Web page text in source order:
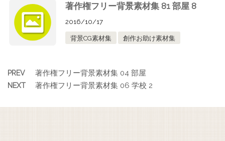
著作権フリー背景素材集 81 部屋 8
2016/10/17
背景CG素材集 創作お助け素材集
PREV 著作権フリー背景素材集 04 部屋
NEXT 著作権フリー背景素材集 06 学校 2